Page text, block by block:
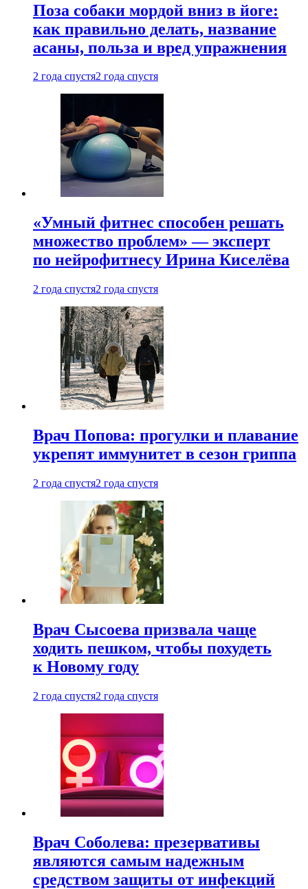
Поза собаки мордой вниз в йоге:
как правильно делать, название
асаны, польза и вред упражнения
2 года спустя2 года спустя
«Умный фитнес способен решать
множество проблем» — эксперт
по нейрофитнесу Ирина Киселёва
2 года спустя2 года спустя
Врач Попова: прогулки и плавание
укрепят иммунитет в сезон гриппа
2 года спустя2 года спустя
Врач Сысоева призвала чаще
ходить пешком, чтобы похудеть
к Новому году
2 года спустя2 года спустя
Врач Соболева: презервативы
являются самым надежным
средством защиты от инфекций